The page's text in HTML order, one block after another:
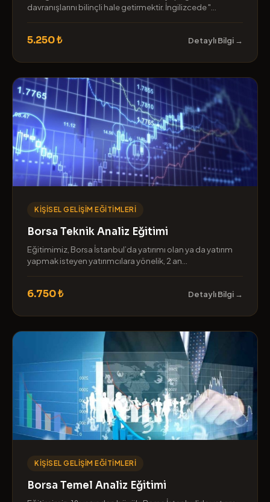
davranışlarını bilinçli hale getirmektir. İngilizcede "...
5.250 ₺ Detaylı Bilgi →
KIŞISEL GELIŞIM EĞITIMLERI
Borsa Teknik Analiz Eğitimi
Eğitimimiz, Borsa İstanbul’da yatırımı olan ya da yatırım
yapmak isteyen yatırımcılara yönelik, 2 an...
6.750 ₺ Detaylı Bilgi →
KIŞISEL GELIŞIM EĞITIMLERI
Borsa Temel Analiz Eğitimi